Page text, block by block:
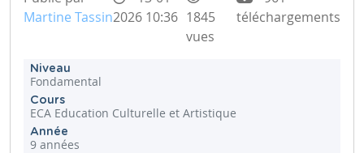
Martine Tassin2026 10:36 1845
vues
téléchargements
Niveau
Fondamental
Cours
ECA Education Culturelle et Artistique
Année
9 années